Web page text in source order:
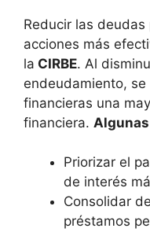
Reducir las
acciones más
la CIRBE. Al
endeudamiento,
financieras una
financiera.
Priorizar el
de interés
Consolidar
préstamos